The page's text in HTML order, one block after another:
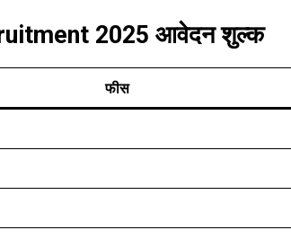
2025 आवेदन शुल्क
फीस